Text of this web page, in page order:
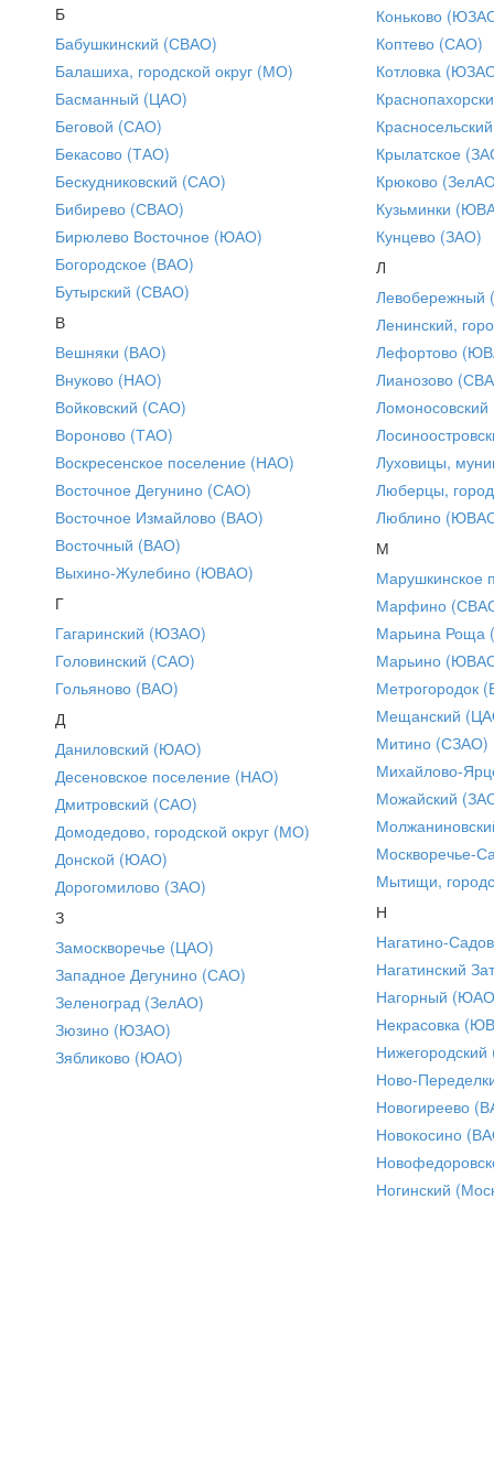
Б
Бабушкинский (СВАО)
Балашиха, городской округ (МО)
Басманный (ЦАО)
Беговой (САО)
Бекасово (ТАО)
Бескудниковский (САО)
Бибирево (СВАО)
Бирюлево Восточное (ЮАО)
Богородское (ВАО)
Бутырский (СВАО)
В
Вешняки (ВАО)
Внуково (НАО)
Войковский (САО)
Вороново (ТАО)
Воскресенское поселение (НАО)
Восточное Дегунино (САО)
Восточное Измайлово (ВАО)
Восточный (ВАО)
Выхино-Жулебино (ЮВАО)
Г
Гагаринский (ЮЗАО)
Головинский (САО)
Гольяново (ВАО)
Д
Даниловский (ЮАО)
Десеновское поселение (НАО)
Дмитровский (САО)
Домодедово, городской округ (МО)
Донской (ЮАО)
Дорогомилово (ЗАО)
З
Замоскворечье (ЦАО)
Западное Дегунино (САО)
Зеленоград (ЗелАО)
Зюзино (ЮЗАО)
Зябликово (ЮАО)
Коньково
Коптево (САО)
Котловка
Крылатское
Крюково
Кузьминки
Кунцево (ЗАО)
Л
Ленинский,
Лефортово
Лианозово
Луховицы,
Люберцы,
Люблино
М
Марушкинское
Марфино
Марьина Роща
Марьино
Метрогородок
Мещанский
Митино (СЗАО)
Михайлово-
Можайский
Москворечье-
Мытищи,
Н
Нагатино-
Нагатинский
Нагорный
Некрасовка
Ново-
Новогиреево
Новокосино
Ногинский